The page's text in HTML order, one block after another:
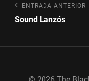
Navegación
de
Entrada
anterior
ENTRADA ANTERIOR
Sound Lanzós